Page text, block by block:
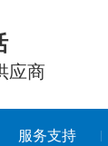
应商
服务支持